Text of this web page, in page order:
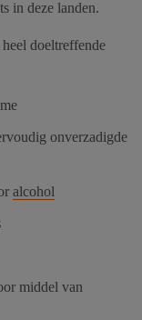
in deze landen.
doeltreffende
onverzadigde
alcohol
middel van